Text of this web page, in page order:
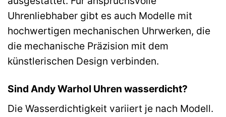
Uhrenliebhaber gibt es auch Modelle mit
hochwertigen mechanischen Uhrwerken, die
die mechanische Präzision mit dem
künstlerischen Design verbinden.
Sind Andy Warhol Uhren wasserdicht?
Die Wasserdichtigkeit variiert je nach Modell.